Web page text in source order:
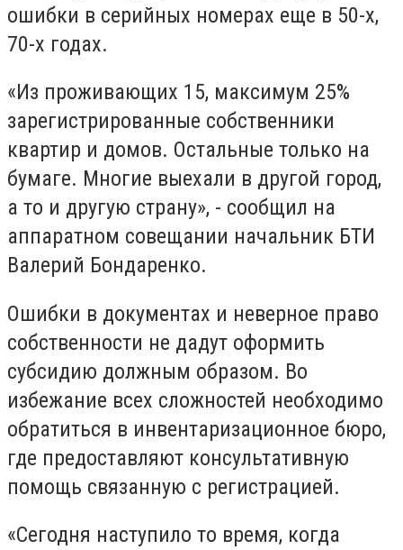
ошибки в серийных номерах еще в 50-х,
70-х годах.
«Из проживающих 15, максимум 25%
зарегистрированные собственники
квартир и домов. Остальные только на
бумаге. Многие выехали в другой город,
а то и другую страну», - сообщил на
аппаратном совещании начальник БТИ
Валерий Бондаренко.
Ошибки в документах и неверное право
собственности не дадут оформить
субсидию должным образом. Во
избежание всех сложностей необходимо
обратиться в инвентаризационное бюро,
где предоставляют консультативную
помощь связанную с регистрацией.
«Сегодня наступило то время, когда